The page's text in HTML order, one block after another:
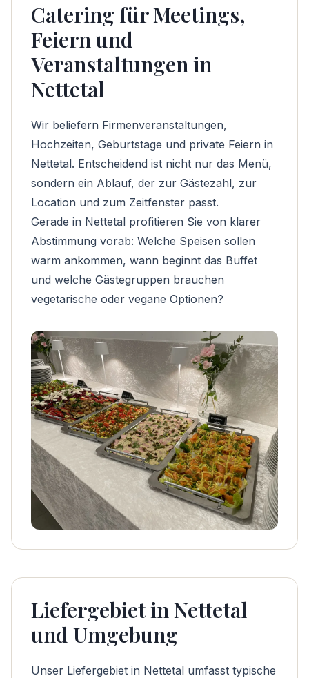
Catering für Meetings,
Feiern und
Veranstaltungen in
Nettetal
Wir beliefern Firmenveranstaltungen,
Hochzeiten, Geburtstage und private Feiern in
Nettetal. Entscheidend ist nicht nur das Menü,
sondern ein Ablauf, der zur Gästezahl, zur
Location und zum Zeitfenster passt.
Gerade in Nettetal profitieren Sie von klarer
Abstimmung vorab: Welche Speisen sollen
warm ankommen, wann beginnt das Buffet
und welche Gästegruppen brauchen
vegetarische oder vegane Optionen?
Liefergebiet in Nettetal
und Umgebung
Unser Liefergebiet in Nettetal umfasst typische